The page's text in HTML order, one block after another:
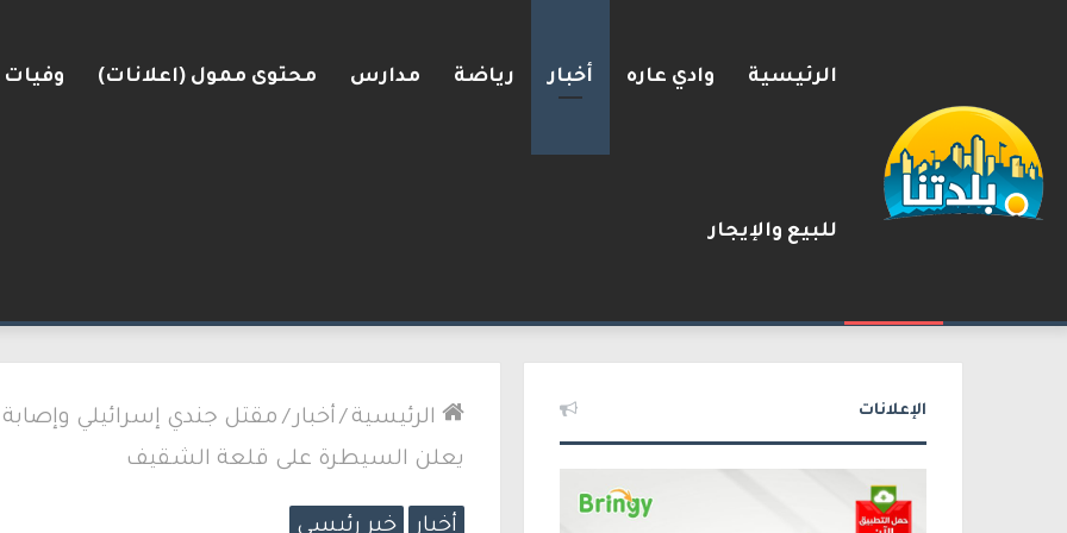
الرئيسية وادي عاره أخبار رياضة مدارس محتوى ممول (اعلانات) وفيات
للبيع والإيجار
الرئيسية / أخبار /
يعلن السيطرة على قلعة الشقيف
أخبار خبر رئيسي
الإعلانات